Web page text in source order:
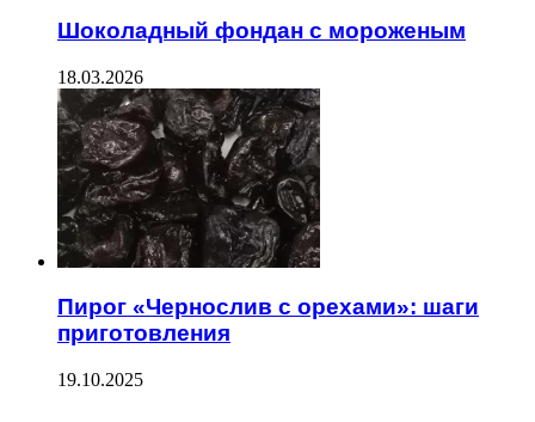
Шоколадный фондан с мороженым
18.03.2026
Пирог «Чернослив с орехами»: шаги
приготовления
19.10.2025